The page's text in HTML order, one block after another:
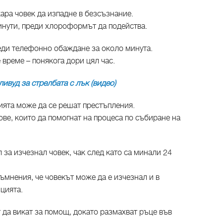
човек да изпадне в безсъзнание.
преди хлороформът да подейства.
телефонно обаждане за около минута.
– понякога дори цял час.
за стрелбата с лък (видео)
може да се решат престъпления.
които да помогнат на процеса по събиране на
изчезнал човек, чак след като са минали 24
че човекът може да е изчезнал и в
викат за помощ, докато размахват ръце във